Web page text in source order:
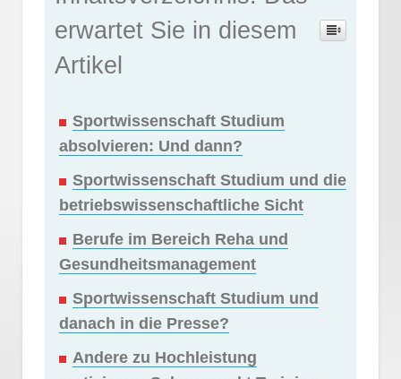
erwartet Sie in diesem
Artikel
Sportwissenschaft Studium
absolvieren: Und dann?
Sportwissenschaft Studium und die
betriebswissenschaftliche Sicht
Berufe im Bereich Reha und
Gesundheitsmanagement
Sportwissenschaft Studium und
danach in die Presse?
Andere zu Hochleistung